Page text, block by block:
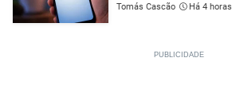
Tomás Cascão Há 4 horas